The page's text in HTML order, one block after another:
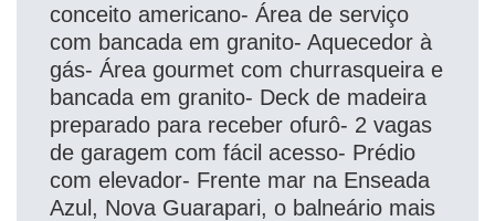
conceito americano- Área de serviço
com bancada em granito- Aquecedor à
gás- Área gourmet com churrasqueira e
bancada em granito- Deck de madeira
preparado para receber ofurô- 2 vagas
de garagem com fácil acesso- Prédio
com elevador- Frente mar na Enseada
Azul, Nova Guarapari, o balneário mais